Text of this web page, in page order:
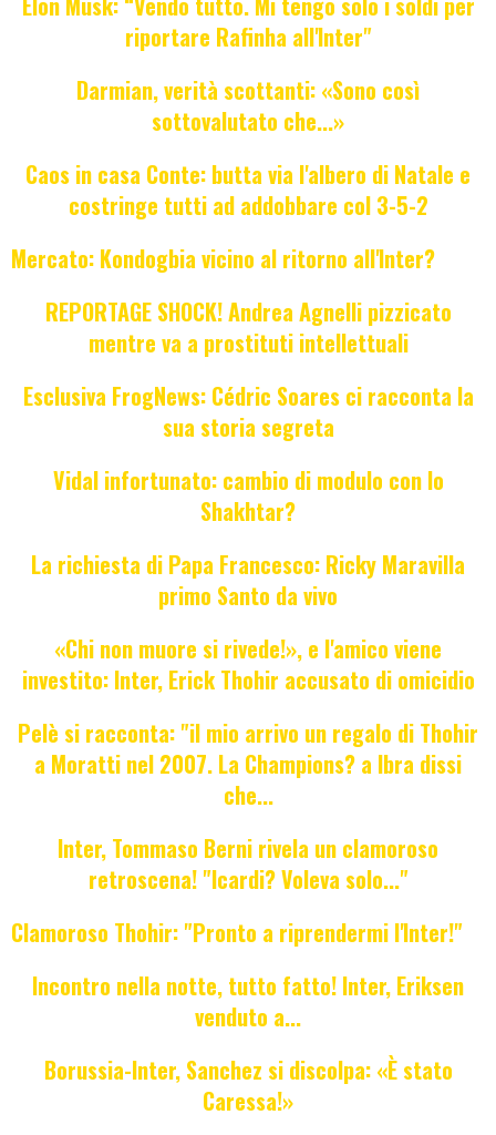
riportare Rafinha all'Inter"
Darmian, verità scottanti: «Sono così
sottovalutato che...»
Caos in casa Conte: butta via l'albero di Natale e
costringe tutti ad addobbare col 3-5-2
Mercato: Kondogbia vicino al ritorno all'Inter?
REPORTAGE SHOCK! Andrea Agnelli pizzicato
mentre va a prostituti intellettuali
Esclusiva FrogNews: Cédric Soares ci racconta la
sua storia segreta
Vidal infortunato: cambio di modulo con lo
Shakhtar?
La richiesta di Papa Francesco: Ricky Maravilla
primo Santo da vivo
«Chi non muore si rivede!», e l'amico viene
investito: Inter, Erick Thohir accusato di omicidio
Pelè si racconta: "il mio arrivo un regalo di Thohir
a Moratti nel 2007. La Champions? a Ibra dissi
che...
Inter, Tommaso Berni rivela un clamoroso
retroscena! "Icardi? Voleva solo..."
Clamoroso Thohir: "Pronto a riprendermi l'Inter!"
Incontro nella notte, tutto fatto! Inter, Eriksen
venduto a...
Borussia-Inter, Sanchez si discolpa: «È stato
Caressa!»